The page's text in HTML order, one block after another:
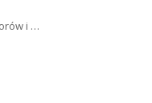
i …